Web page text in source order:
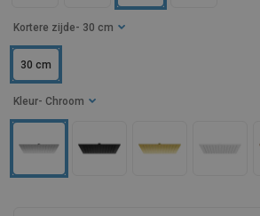
Kortere zijde - 30 cm
30 cm
Kleur - Chroom